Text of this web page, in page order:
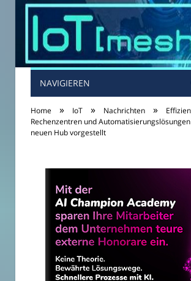
NAVIGIEREN
Home » IoT » Nachrichten »
Rechenzentren und
neuen Hub vorgestellt